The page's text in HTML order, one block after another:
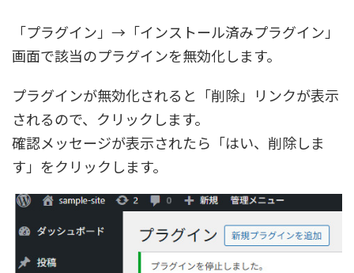
「プラグイン」→「インストール済みプラグイン」
画面で該当のプラグインを無効化します。
プラグインが無効化されると「削除」リンクが表示
されるので、クリックします。
確認メッセージが表示されたら「はい、削除しま
す」をクリックします。